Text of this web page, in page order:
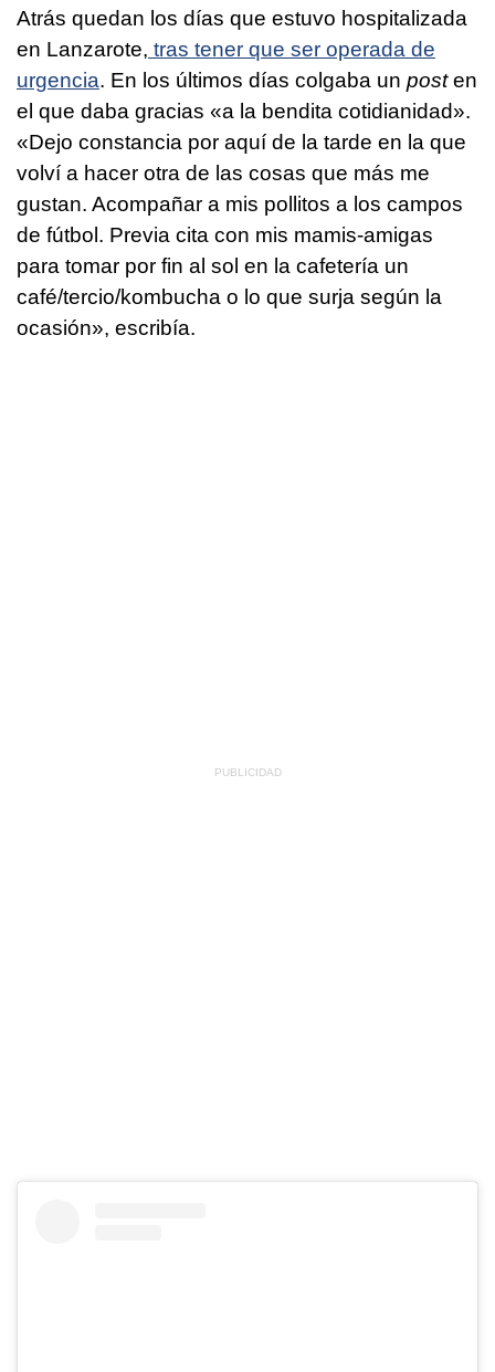
Atrás quedan los días que estuvo hospitalizada
en Lanzarote, tras tener que ser operada de
urgencia. En los últimos días colgaba un posten
el que daba gracias «a la bendita cotidianidad».
«Dejo constancia por aquí de la tarde en la que
volví a hacer otra de las cosas que más me
gustan. Acompañar a mis pollitos a los campos
de fútbol. Previa cita con mis mamis-amigas
para tomar por fin al sol en la cafetería un
café/tercio/kombucha o lo que surja según la
ocasión», escribía.